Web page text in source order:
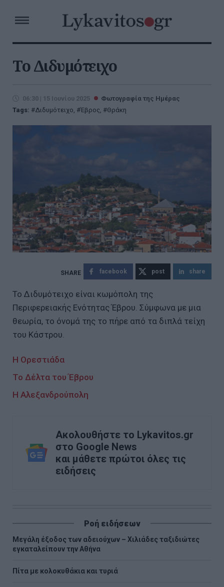
Το Διδυμότειχο
06:30 | 15 Ιουνίου 2025
Φωτογραφία της Ημέρας
Tags:
Διδυμότειχο, Έβρος, Θράκη
facebook post share
Το Διδυμότειχο είναι κωμόπολη της
Περιφερειακής Ενότητας Έβρου. Σύμφωνα με μια
θεωρία, το όνομά της το πήρε από τα διπλά τείχη
του Κάστρου.
H Ορεστιάδα
Το Δέλτα του Έβρου
H Αλεξανδρούπολη
Ακολουθήστε το Lykavitos.gr
στο Google News
και μάθετε πρώτοι όλες τις
ειδήσεις
Ροή ειδήσεων
Μεγάλη έξοδος των αδειούχων – Χιλιάδες ταξιδιώτες
εγκαταλείπουν την Αθήνα
Πίτα με κολοκυθάκια και τυριά